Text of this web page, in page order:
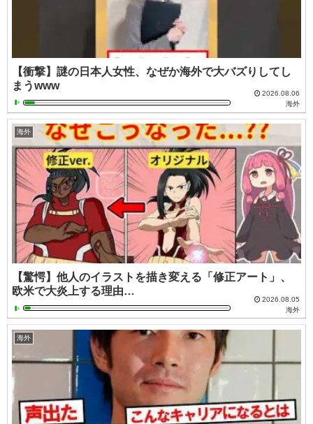
【衝撃】謎の日本人女性、なぜか海外で大バズりしてし
まうwww
2026.08.06
海外
海外
【驚愕】他人のイラストを描き変える「修正アート」、
欧米で大炎上する理由…
2026.08.05
海外
海外